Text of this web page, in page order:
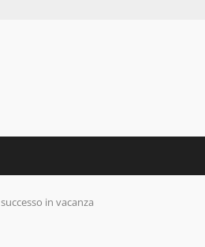
in vacanza